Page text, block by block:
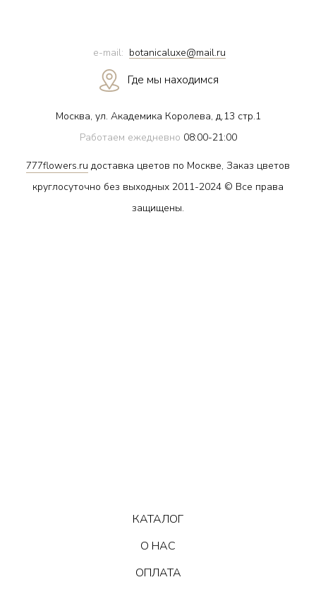
e-mail: botanicaluxe@mail.ru
Где мы находимся
Москва, ул. Академика Королева, д.13 стр.1
Работаем ежедневно 08:00-21:00
777flowers.ru доставка цветов по Москве, Заказ цветов
круглосуточно без выходных 2011-2024 © Все права
защищены.
КАТАЛОГ
О НАС
ОПЛАТА